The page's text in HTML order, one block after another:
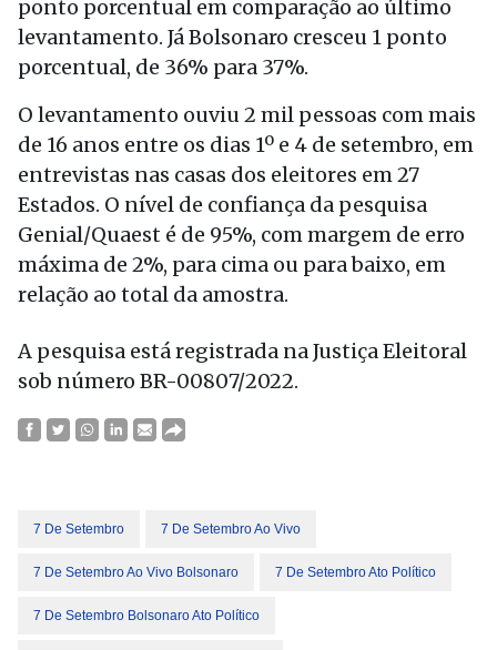
ponto porcentual em comparação ao último
levantamento. Já Bolsonaro cresceu 1 ponto
porcentual, de 36% para 37%.
O levantamento ouviu 2 mil pessoas com mais
de 16 anos entre os dias 1º e 4 de setembro, em
entrevistas nas casas dos eleitores em 27
Estados. O nível de confiança da pesquisa
Genial/Quaest é de 95%, com margem de erro
máxima de 2%, para cima ou para baixo, em
relação ao total da amostra.
A pesquisa está registrada na Justiça Eleitoral
sob número BR-00807/2022.
7 De Setembro 7 De Setembro Ao Vivo
7 De Setembro Ao Vivo Bolsonaro 7 De Setembro Ato Político
7 De Setembro Bolsonaro Ato Político